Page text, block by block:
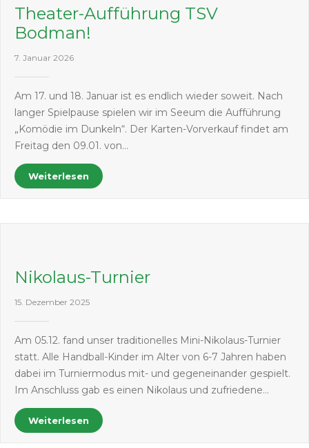
Theater-Aufführung TSV
Bodman!
7. Januar 2026
Am 17. und 18. Januar ist es endlich wieder soweit. Nach
langer Spielpause spielen wir im Seeum die Aufführung
„Komödie im Dunkeln“. Der Karten-Vorverkauf findet am
Freitag den 09.01. von…
Weiterlesen
Nikolaus-Turnier
15. Dezember 2025
Am 05.12. fand unser traditionelles Mini-Nikolaus-Turnier
statt. Alle Handball-Kinder im Alter von 6-7 Jahren haben
dabei im Turniermodus mit- und gegeneinander gespielt.
Im Anschluss gab es einen Nikolaus und zufriedene…
Weiterlesen